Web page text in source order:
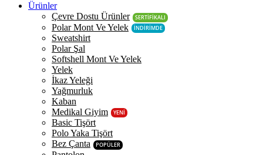
Ürünler
Çevre Dostu Ürünler
SERTİFİKALI
Polar Mont Ve Yelek İNDİRİMDE
Sweatshirt
Polar Şal
Softshell Mont Ve Yelek
Yelek
İkaz Yeleği
Yağmurluk
Kaban
Medikal Giyim
YENİ
Basic Tişört
Polo Yaka Tişört
Bez Çanta
POPÜLER